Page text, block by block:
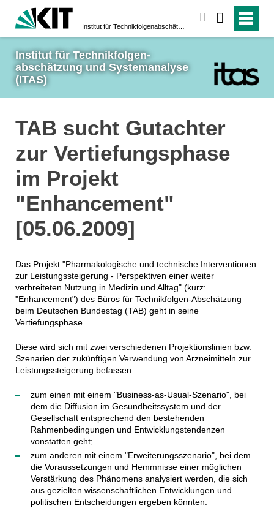
Institut für Technikfolgen­
abschätzung und System­analyse
(ITAS)
TAB sucht Gutachter
zur Vertiefungsphase
im Projekt
"Enhancement"
[05.06.2009]
Das Projekt "Pharmakologische und technische Interventionen
zur Leistungssteigerung - Perspektiven einer weiter
verbreiteten Nutzung in Medizin und Alltag" (kurz:
"Enhancement") des Büros für Technikfolgen-Abschätzung
beim Deutschen Bundestag (TAB) geht in seine
Vertiefungsphase.
Diese wird sich mit zwei verschiedenen Projektionslinien bzw.
Szenarien der zukünftigen Verwendung von Arzneimitteln zur
Leistungssteigerung befassen:
zum einen mit einem "Business-as-Usual-Szenario", bei
dem die Diffusion im Gesundheitssystem und der
Gesellschaft entsprechend den bestehenden
Rahmenbedingungen und Entwicklungstendenzen
vonstatten geht;
zum anderen mit einem "Erweiterungsszenario", bei dem
die Voraussetzungen und Hemmnisse einer möglichen
Verstärkung des Phänomens analysiert werden, die sich
aus gezielten wissenschaftlichen Entwicklungen und
politischen Entscheidungen ergeben könnten.